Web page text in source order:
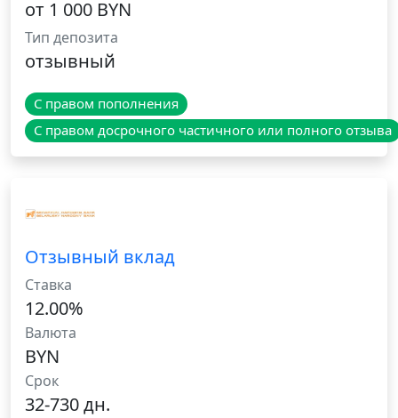
от 1 000 BYN
Тип депозита
отзывный
С правом пополнения
С правом досрочного частичного или полного отзыва
Отзывный вклад
Ставка
12.00%
Валюта
BYN
Срок
32-730 дн.